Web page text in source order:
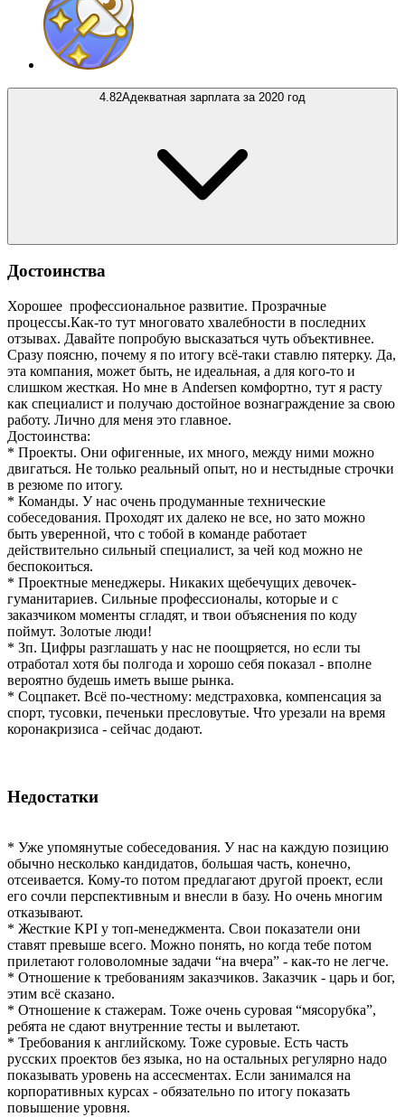
4.82Адекватная зарплата за 2020 год
Достоинства
Хорошее профессиональное развитие. Прозрачные
процессы.Как-то тут многовато хвалебности в последних
отзывах. Давайте попробую высказаться чуть объективнее.
Сразу поясню, почему я по итогу всё-таки ставлю пятерку. Да,
эта компания, может быть, не идеальная, а для кого-то и
слишком жесткая. Но мне в Andersen комфортно, тут я расту
как специалист и получаю достойное вознаграждение за свою
работу. Лично для меня это главное.
Достоинства:
* Проекты. Они офигенные, их много, между ними можно
двигаться. Не только реальный опыт, но и нестыдные строчки
в резюме по итогу.
* Команды. У нас очень продуманные технические
собеседования. Проходят их далеко не все, но зато можно
быть уверенной, что с тобой в команде работает
действительно сильный специалист, за чей код можно не
беспокоиться.
* Проектные менеджеры. Никаких щебечущих девочек-
гуманитариев. Сильные профессионалы, которые и с
заказчиком моменты сгладят, и твои объяснения по коду
поймут. Золотые люди!
* Зп. Цифры разглашать у нас не поощряется, но если ты
отработал хотя бы полгода и хорошо себя показал - вполне
вероятно будешь иметь выше рынка.
* Соцпакет. Всё по-честному: медстраховка, компенсация за
спорт, тусовки, печеньки пресловутые. Что урезали на время
коронакризиса - сейчас додают.
Недостатки
* Уже упомянутые собеседования. У нас на каждую позицию
обычно несколько кандидатов, большая часть, конечно,
отсеивается. Кому-то потом предлагают другой проект, если
его сочли перспективным и внесли в базу. Но очень многим
отказывают.
* Жесткие KPI у топ-менеджмента. Свои показатели они
ставят превыше всего. Можно понять, но когда тебе потом
прилетают головоломные задачи “на вчера” - как-то не легче.
* Отношение к требованиям заказчиков. Заказчик - царь и бог,
этим всё сказано.
* Отношение к стажерам. Тоже очень суровая “мясорубка”,
ребята не сдают внутренние тесты и вылетают.
* Требования к английскому. Тоже суровые. Есть часть
русских проектов без языка, но на остальных регулярно надо
показывать уровень на ассесментах. Если занимался на
корпоративных курсах - обязательно по итогу показать
повышение уровня.